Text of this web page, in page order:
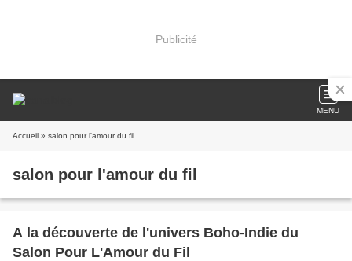
Publicité
MENU
Accueil » salon pour l'amour du fil
salon pour l'amour du fil
A la découverte de l'univers Boho-Indie du
Salon Pour L'Amour du Fil